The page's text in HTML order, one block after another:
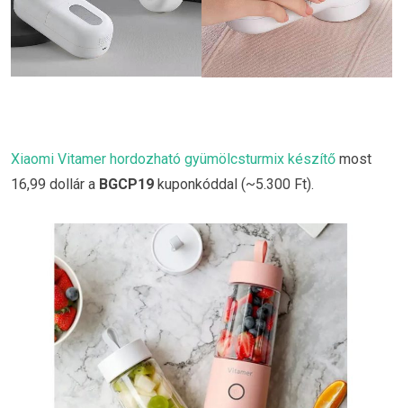
Xiaomi Vitamer hordozható gyümölcsturmix készítő most
16,99 dollár a BGCP19 kuponkóddal (~5.300 Ft).